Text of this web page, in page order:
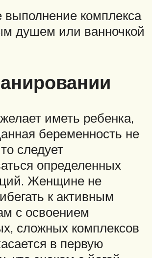
комплекса
душем или ванночкой
иметь ребенка,
беременность не
следует
определенных
Женщине не
к активным
с освоением
сложных комплексов
в первую